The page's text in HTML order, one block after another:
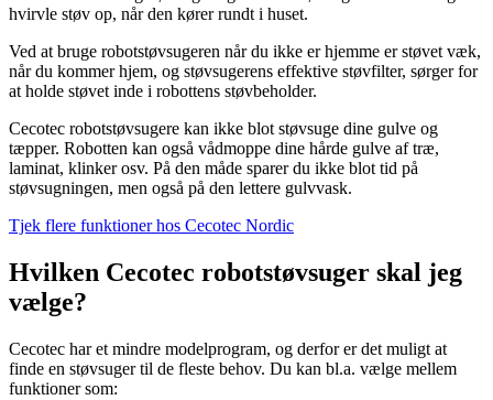
hvirvle støv op, når den kører rundt i huset.
Ved at bruge robotstøvsugeren når du ikke er hjemme er støvet væk,
når du kommer hjem, og støvsugerens effektive støvfilter, sørger for
at holde støvet inde i robottens støvbeholder.
Cecotec robotstøvsugere kan ikke blot støvsuge dine gulve og
tæpper. Robotten kan også vådmoppe dine hårde gulve af træ,
laminat, klinker osv. På den måde sparer du ikke blot tid på
støvsugningen, men også på den lettere gulvvask.
Tjek flere funktioner hos Cecotec Nordic
Hvilken Cecotec robotstøvsuger skal jeg
vælge?
Cecotec har et mindre modelprogram, og derfor er det muligt at
finde en støvsuger til de fleste behov. Du kan bl.a. vælge mellem
funktioner som: